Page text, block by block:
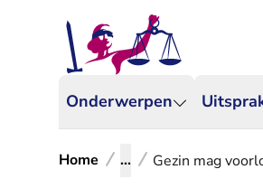
Onderwerpen
Home ... Gezin mag